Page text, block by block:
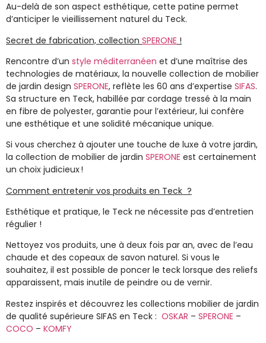
Au-delà de son aspect esthétique, cette patine permet
d’anticiper le vieillissement naturel du Teck.
Secret de fabrication, collection SPERONE !
Rencontre d’un style méditerranéen et d’une maîtrise des
technologies de matériaux, la nouvelle collection de mobilier
de jardin design SPERONE, reflète les 60 ans d’expertise SIFAS.
Sa structure en Teck, habillée par cordage tressé à la main
en fibre de polyester, garantie pour l’extérieur, lui confère
une esthétique et une solidité mécanique unique.
Si vous cherchez à ajouter une touche de luxe à votre jardin,
la collection de mobilier de jardin SPERONE est certainement
un choix judicieux !
Comment entretenir vos produits en Teck ?
Esthétique et pratique, le Teck ne nécessite pas d’entretien
régulier !
Nettoyez vos produits, une à deux fois par an, avec de l’eau
chaude et des copeaux de savon naturel. Si vous le
souhaitez, il est possible de poncer le teck lorsque des reliefs
apparaissent, mais inutile de peindre ou de vernir.
Restez inspirés et découvrez les collections mobilier de jardin
de qualité supérieure SIFAS en Teck : OSKAR – SPERONE –
COCO – KOMFY